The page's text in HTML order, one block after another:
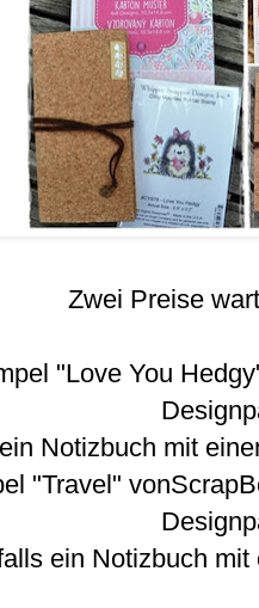
Zwei Preise
"Love You
Notizbuch mit
"Travel"
ein Notizbuch